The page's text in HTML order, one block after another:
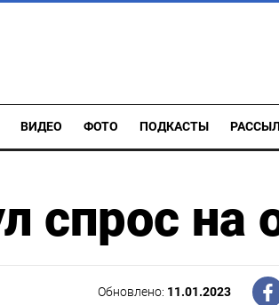
ВИДЕО ФОТО ПОДКАСТЫ
спрос на
Обновлено: 11.01.2023